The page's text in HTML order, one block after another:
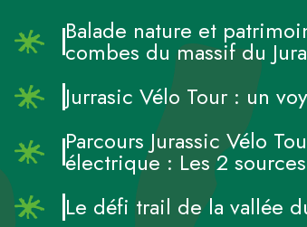
Balade nature et
combes du massif du
Jurrasic Vélo Tour : un
Parcours Jurassic Vélo
électrique : Les 2 sources
Le défi trail de la vallée